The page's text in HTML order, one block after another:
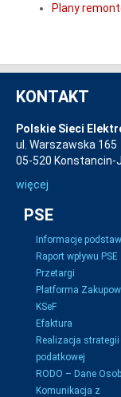
Plany
KONTAKT
Polskie Sieci
ul. Warszawska 165
05-520 Konstancin-
więcej
PSE
Informacje
Raport wpływu PSE
Przetargi
Platforma
KSeF
Efaktura
Realizacja strategii
podatkowej
RODO – Dane
Komunikacja z